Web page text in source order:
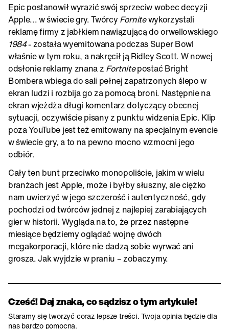
Epic postanowił wyrazić swój sprzeciw wobec decyzji
Apple... w świecie gry. Twórcy Fornitewykorzystali
reklamę firmy z jabłkiem nawiązującą do orwellowskiego
1984- została wyemitowana podczas Super Bowl
właśnie w tym roku, a nakręcił ją Ridley Scott. W nowej
odsłonie reklamy znana z Fortnitepostać Bright
Bombera wbiega do sali pełnej zapatrzonych ślepo w
ekran ludzi i rozbija go za pomocą broni. Następnie na
ekran wjeżdża długi komentarz dotyczący obecnej
sytuacji, oczywiście pisany z punktu widzenia Epic. Klip
poza YouTube jest też emitowany na specjalnym evencie
w świecie gry, a to na pewno mocno wzmocni jego
odbiór.
Cały ten bunt przeciwko monopoliście, jakim w wielu
branżach jest Apple, może i byłby słuszny, ale ciężko
nam uwierzyć w jego szczerość i autentyczność, gdy
pochodzi od twórców jednej z najlepiej zarabiających
gier w historii. Wygląda na to, że przez następne
miesiące będziemy oglądać wojnę dwóch
megakorporacji, które nie dadzą sobie wyrwać ani
grosza. Jak wyjdzie w praniu – zobaczymy.
Cześć! Daj znaka, co sądzisz o tym artykule!
Staramy się tworzyć coraz lepsze treści. Twoja opinia będzie dla
nas bardzo pomocna.